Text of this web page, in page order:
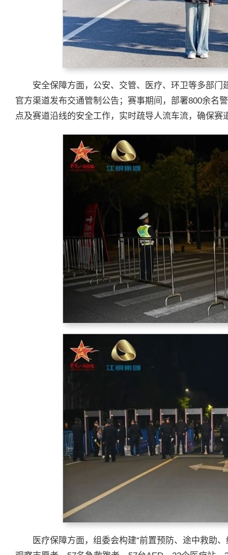
安全保障方面，公安、交管、医疗、环卫等多部
官方渠道发布交通管制公告；赛事期间，部署800余名
点及赛道沿线的安全工作，实时疏导人流车流，确保赛
医疗保障方面，组委会构建“前置预防、途中救助